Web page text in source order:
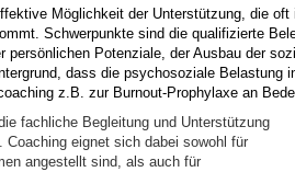
Möglichkeit der Unterstützung, die
Schwerpunkte sind die qualifizierte
persönlichen Potenziale, der Ausbau der
dass die psychosoziale Belastung
z.B. zur Burnout-Prophylaxe an
fachliche Begleitung und Unterstützung
Coaching eignet sich dabei sowohl für
angestellt sind, als auch für